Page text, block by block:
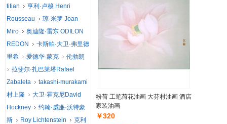
粉荷 工笔荷花油画 大芬村油画 酒店
家装油画
￥320
titian
亨利·卢梭 Henri
Rousseau
琼·米罗 Joan
Miro
奥迪隆·雷东 ODILON
REDON
卡斯帕·大卫·弗里德
里希
爱德华·蒙克
伦勃朗
拉斐尔·扎巴莱塔Rafael
Zabaleta
takashi-murakami
村上隆
大卫·霍克尼David
Hockney
约翰·威廉·沃特豪
斯
Roy Lichtenstein
克利